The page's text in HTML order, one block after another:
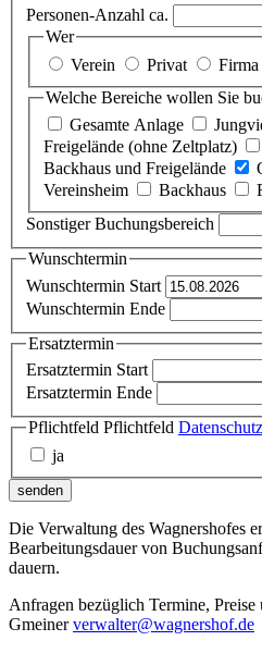
Personen-Anzahl ca.
Wer
Verein
Privat Firma
Welche Bereiche wollen Sie
Gesamte Anlage
Freigelände (ohne Zeltplatz)
Backhaus und Freigelände
Vereinsheim
Backhaus
Sonstiger Buchungsbereich
Wunschtermin
Wunschtermin Start
Wunschtermin Ende
Ersatztermin
Ersatztermin Start
Ersatztermin Ende
Pflichtfeld Pflichtfeld
ja
senden
Die Verwaltung des Wagnershofes
Bearbeitungsdauer von
dauern.
Anfragen bezüglich Termine, Preise
Gmeinerverwalter@wagnershof.de